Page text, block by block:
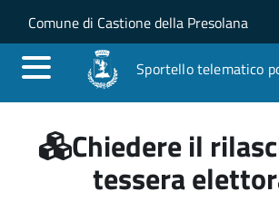
Salta al contenuto principale
Skip to site navigation
Comune di Castione della Presolana
Sportello telematico
Chiedere il
tessera